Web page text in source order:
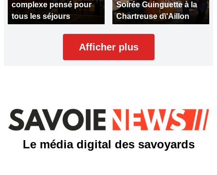
complexe pensé pour
tous les séjours
Soirée Guinguette à la
Chartreuse d\'Aillon
Afficher plus
Le média digital des savoyards